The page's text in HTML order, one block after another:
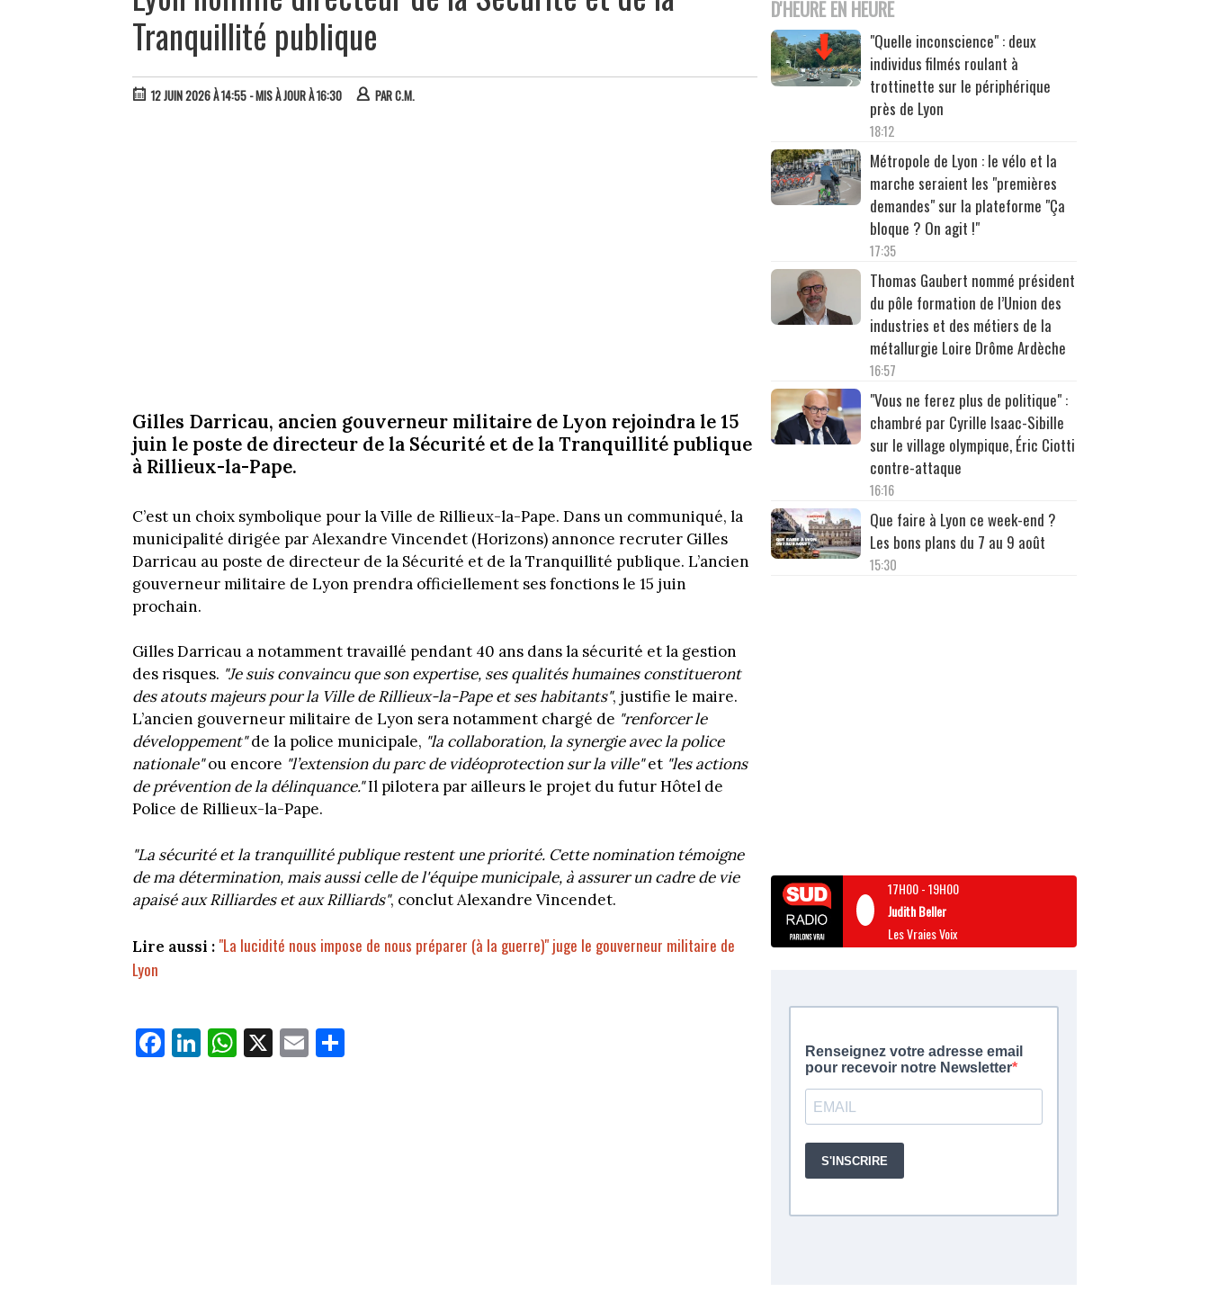
Tranquillité publique
12 JUIN 2026 À 14:55 - MIS À JOUR À 16:30 PARC.M.
Gilles Darricau, ancien gouverneur militaire de Lyon rejoindra le 15
juin le poste de directeur de la Sécurité et de la Tranquillité publique
à Rillieux-la-Pape.
C’est un choix symbolique pour la Ville de Rillieux-la-Pape. Dans un communiqué, la
municipalité dirigée par Alexandre Vincendet (Horizons) annonce recruter Gilles
Darricau au poste de directeur de la Sécurité et de la Tranquillité publique. L’ancien
gouverneur militaire de Lyon prendra officiellement ses fonctions le 15 juin
prochain.
Gilles Darricau a notamment travaillé pendant 40 ans dans la sécurité et la gestion
des risques. "Je suis convaincu que son expertise, ses qualités humaines constitueront
des atouts majeurs pour la Ville de Rillieux-la-Pape et ses habitants", justifie le maire.
L’ancien gouverneur militaire de Lyon sera notamment chargé de "renforcer le
développement"de la police municipale, "la collaboration, la synergie avec la police
nationale"ou encore "l’extension du parc de vidéoprotection sur la ville"et "les actions
de prévention de la délinquance."Il pilotera par ailleurs le projet du futur Hôtel de
Police de Rillieux-la-Pape.
"La sécurité et la tranquillité publique restent une priorité. Cette nomination témoigne
de ma détermination, mais aussi celle de l'équipe municipale, à assurer un cadre de vie
apaisé aux Rilliardes et aux Rilliards", conclut Alexandre Vincendet.
Lire aussi : "La lucidité nous impose de nous préparer (à la guerre)" juge le gouverneur militaire de
Lyon
Fa
ce
Li
nk
W
ha
X E
m
D'HEURE EN HEURE
"Quelle inconscience" : deux
individus filmés roulant à
trottinette sur le périphérique
près de Lyon
18:12
Métropole de Lyon : le vélo et la
marche seraient les "premières
demandes" sur la plateforme "Ça
bloque ? On agit !"
17:35
Thomas Gaubert nommé président
du pôle formation de l’Union des
industries et des métiers de la
métallurgie Loire Drôme Ardèche
16:57
"Vous ne ferez plus de politique" :
chambré par Cyrille Isaac-Sibille
sur le village olympique, Éric Ciotti
contre-attaque
16:16
Que faire à Lyon ce week-end ?
Les bons plans du 7 au 9 août
15:30
17H00-19H00
Judith Beller
Les Vraies Voix